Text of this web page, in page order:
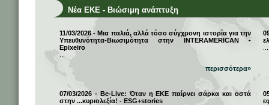
Νέα ΕΚΕ - Βιώσιμη ανάπτυξη
11/03/2026 - Μια παλιά, αλλά τόσο σύγχρονη ιστορία για την
Υπευθυνότητα-Βιωσιμότητα στην INTERAMERICAN -
Epixeiro
περισσότερα»
07/03/2026 - Be-Live: Όταν η ΕΚΕ παίρνει σάρκα και οστά
στην ...κυριολεξία! - ESG+stories